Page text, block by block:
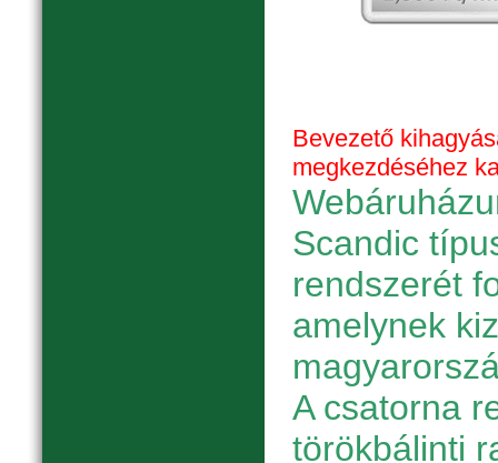
Bevezető
megkezdéséhez
Scandic
rendszerét
amelynek
A csatorna
törökbálinti